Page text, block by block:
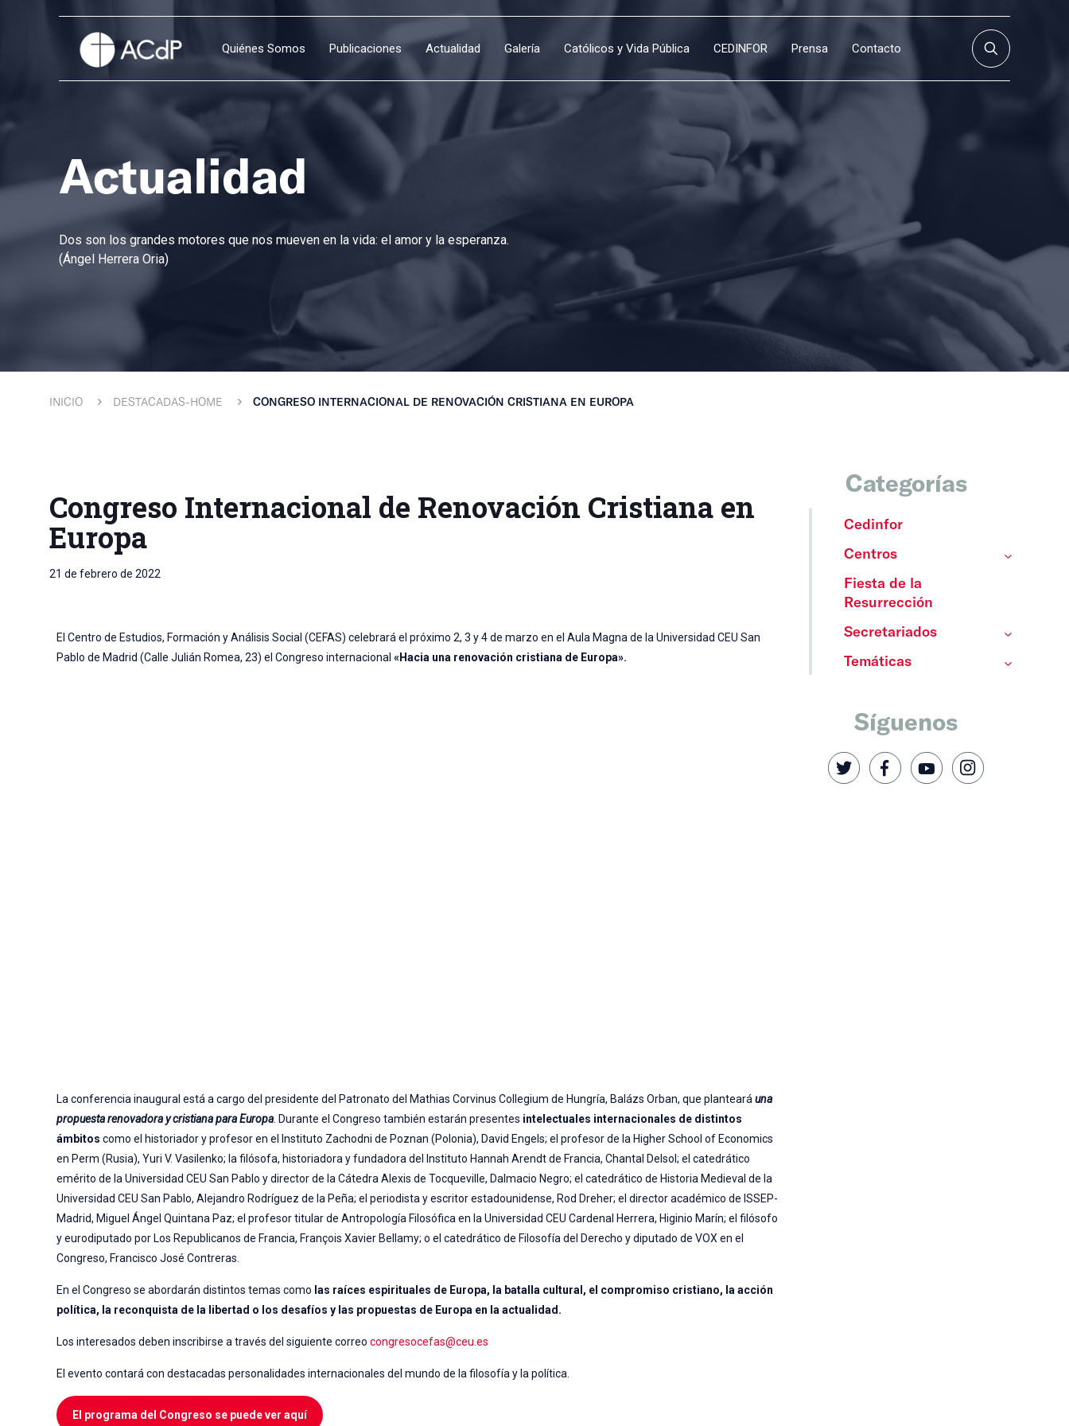
Quiénes Somos Publicaciones Actualidad Galería Católicos y Vida Pública CEDINFOR Prensa Contacto
Actualidad
Dos son los grandes motores que nos mueven en la vida: el amor y la esperanza.
(Ángel Herrera Oria)
INICIO DESTACADAS-HOME CONGRESO INTERNACIONAL DE RENOVACIÓN CRISTIANA EN EUROPA
Congreso Internacional de Renovación Cristiana en
Europa
21 de febrero de 2022
El Centro de Estudios, Formación y Análisis Social (CEFAS) celebrará el próximo 2, 3 y 4 de marzo en el Aula Magna de la Universidad CEU San
Pablo de Madrid (Calle Julián Romea, 23) el Congreso internacional«Hacia una renovación cristiana de Europa».
La conferencia inaugural está a cargo del presidente del Patronato del Mathias Corvinus Collegium de Hungría, Balázs Orban, que plantearáuna
propuesta renovadora y cristiana para Europa. Durante el Congreso también estarán presentes intelectuales internacionales de distintos
ámbitos como el historiador y profesor en el Instituto Zachodni de Poznan (Polonia), David Engels; el profesor de la Higher School of Economics
en Perm (Rusia), Yuri V. Vasilenko; la filósofa, historiadora y fundadora del Instituto Hannah Arendt de Francia, Chantal Delsol; el catedrático
emérito de la Universidad CEU San Pablo y director de la Cátedra Alexis de Tocqueville, Dalmacio Negro; el catedrático de Historia Medieval de la
Universidad CEU San Pablo, Alejandro Rodríguez de la Peña; el periodista y escritor estadounidense, Rod Dreher; el director académico de ISSEP-
Madrid, Miguel Ángel Quintana Paz; el profesor titular de Antropología Filosófica en la Universidad CEU Cardenal Herrera, Higinio Marín; el filósofo
y eurodiputado por Los Republicanos de Francia, François Xavier Bellamy; o el catedrático de Filosofía del Derecho y diputado de VOX en el
Congreso, Francisco José Contreras.
En el Congreso se abordarán distintos temas como las raíces espirituales de Europa, la batalla cultural, el compromiso cristiano, la acción
política, la reconquista de la libertad o los desafíos y las propuestas de Europa en la actualidad.
Los interesados deben inscribirse a través del siguiente correocongresocefas@ceu.es
El evento contará con destacadas personalidades internacionales del mundo de la filosofía y la política.
El programa del Congreso se puede ver aquí
Categorías
Cedinfor
Centros
Fiesta de la
Resurrección
Secretariados
Temáticas
Síguenos